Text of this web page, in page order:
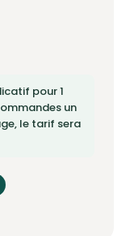
pour 1
un
le tarif sera